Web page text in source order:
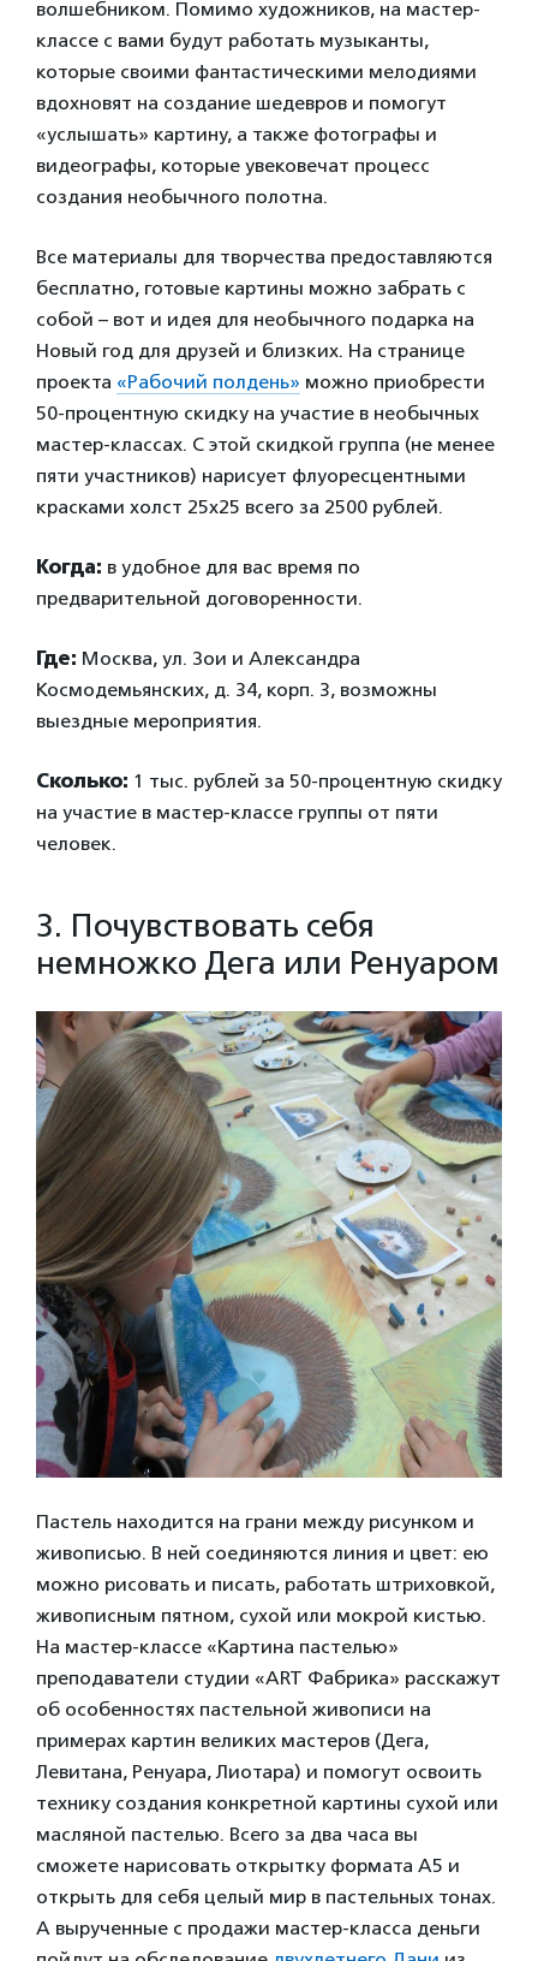
волшебником. Помимо художников, на мастер-
классе с вами будут работать музыканты,
которые своими фантастическими мелодиями
вдохновят на создание шедевров и помогут
«услышать» картину, а также фотографы и
видеографы, которые увековечат процесс
создания необычного полотна.
Все материалы для творчества предоставляются
бесплатно, готовые картины можно забрать с
собой – вот и идея для необычного подарка на
Новый год для друзей и близких. На странице
проекта «Рабочий полдень» можно приобрести
50-процентную скидку на участие в необычных
мастер-классах. С этой скидкой группа (не менее
пяти участников) нарисует флуоресцентными
красками холст 25х25 всего за 2500 рублей.
Когда: в удобное для вас время по
предварительной договоренности.
Где: Москва, ул. Зои и Александра
Космодемьянских, д. 34, корп. 3, возможны
выездные мероприятия.
Сколько: 1 тыс. рублей за 50-процентную скидку
на участие в мастер-классе группы от пяти
человек.
3. Почувствовать себя
немножко Дега или Ренуаром
Пастель находится на грани между рисунком и
живописью. В ней соединяются линия и цвет: ею
можно рисовать и писать, работать штриховкой,
живописным пятном, сухой или мокрой кистью.
На мастер-классе «Картина пастелью»
преподаватели студии «ART Фабрика» расскажут
об особенностях пастельной живописи на
примерах картин великих мастеров (Дега,
Левитана, Ренуара, Лиотара) и помогут освоить
технику создания конкретной картины сухой или
масляной пастелью. Всего за два часа вы
сможете нарисовать открытку формата А5 и
открыть для себя целый мир в пастельных тонах.
А вырученные с продажи мастер-класса деньги